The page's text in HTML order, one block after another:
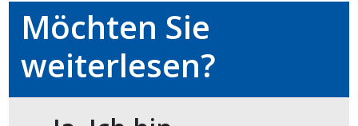
Möchten Sie
weiterlesen?